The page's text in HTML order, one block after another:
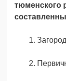
тюменского
1.
2.